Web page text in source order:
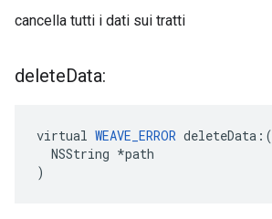
cancella tutti i dati sui tratti
deleteData:
virtual WEAVE_ERROR deleteData:(
  NSString *path
)